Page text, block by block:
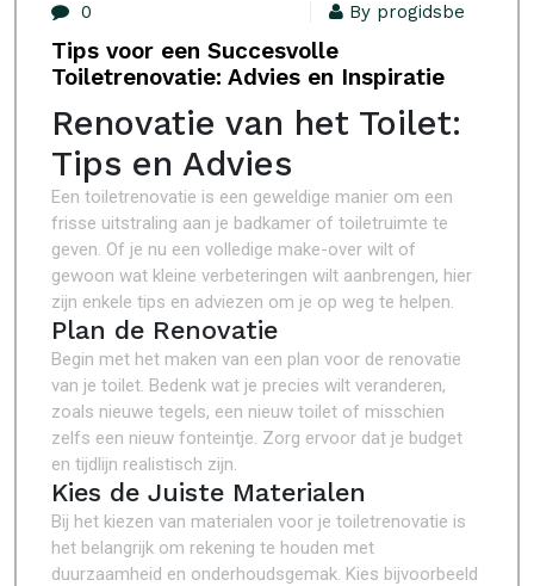
0 By progidsbe
Tips voor een Succesvolle
Toiletrenovatie: Advies en Inspiratie
Renovatie van het Toilet:
Tips en Advies
Een toiletrenovatie is een geweldige manier om een
frisse uitstraling aan je badkamer of toiletruimte te
geven. Of je nu een volledige make-over wilt of
gewoon wat kleine verbeteringen wilt aanbrengen, hier
zijn enkele tips en adviezen om je op weg te helpen.
Plan de Renovatie
Begin met het maken van een plan voor de renovatie
van je toilet. Bedenk wat je precies wilt veranderen,
zoals nieuwe tegels, een nieuw toilet of misschien
zelfs een nieuw fonteintje. Zorg ervoor dat je budget
en tijdlijn realistisch zijn.
Kies de Juiste Materialen
Bij het kiezen van materialen voor je toiletrenovatie is
het belangrijk om rekening te houden met
duurzaamheid en onderhoudsgemak. Kies bijvoorbeeld